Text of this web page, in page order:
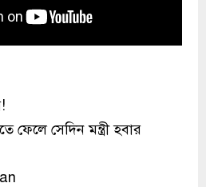
ফেলে সেদিন মন্ত্রী হবার